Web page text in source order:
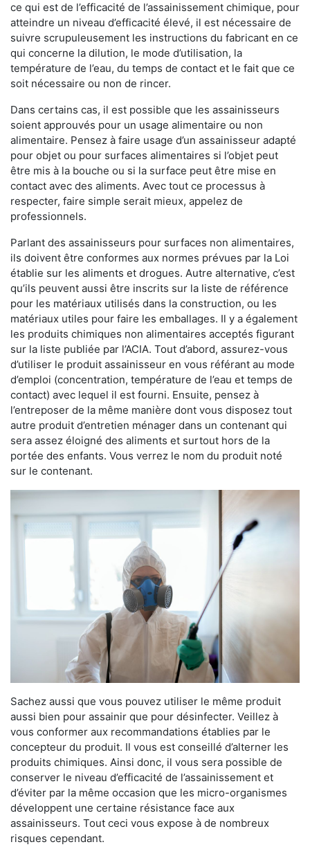
ce qui est de l’efficacité de l’assainissement chimique, pour
atteindre un niveau d’efficacité élevé, il est nécessaire de
suivre scrupuleusement les instructions du fabricant en ce
qui concerne la dilution, le mode d’utilisation, la
température de l’eau, du temps de contact et le fait que ce
soit nécessaire ou non de rincer.
Dans certains cas, il est possible que les assainisseurs
soient approuvés pour un usage alimentaire ou non
alimentaire. Pensez à faire usage d’un assainisseur adapté
pour objet ou pour surfaces alimentaires si l’objet peut
être mis à la bouche ou si la surface peut être mise en
contact avec des aliments. Avec tout ce processus à
respecter, faire simple serait mieux, appelez de
professionnels.
Parlant des assainisseurs pour surfaces non alimentaires,
ils doivent être conformes aux normes prévues par la Loi
établie sur les aliments et drogues. Autre alternative, c’est
qu’ils peuvent aussi être inscrits sur la liste de référence
pour les matériaux utilisés dans la construction, ou les
matériaux utiles pour faire les emballages. Il y a également
les produits chimiques non alimentaires acceptés figurant
sur la liste publiée par l’ACIA. Tout d’abord, assurez-vous
d’utiliser le produit assainisseur en vous référant au mode
d’emploi (concentration, température de l’eau et temps de
contact) avec lequel il est fourni. Ensuite, pensez à
l’entreposer de la même manière dont vous disposez tout
autre produit d’entretien ménager dans un contenant qui
sera assez éloigné des aliments et surtout hors de la
portée des enfants. Vous verrez le nom du produit noté
sur le contenant.
Sachez aussi que vous pouvez utiliser le même produit
aussi bien pour assainir que pour désinfecter. Veillez à
vous conformer aux recommandations établies par le
concepteur du produit. Il vous est conseillé d’alterner les
produits chimiques. Ainsi donc, il vous sera possible de
conserver le niveau d’efficacité de l’assainissement et
d’éviter par la même occasion que les micro-organismes
développent une certaine résistance face aux
assainisseurs. Tout ceci vous expose à de nombreux
risques cependant.